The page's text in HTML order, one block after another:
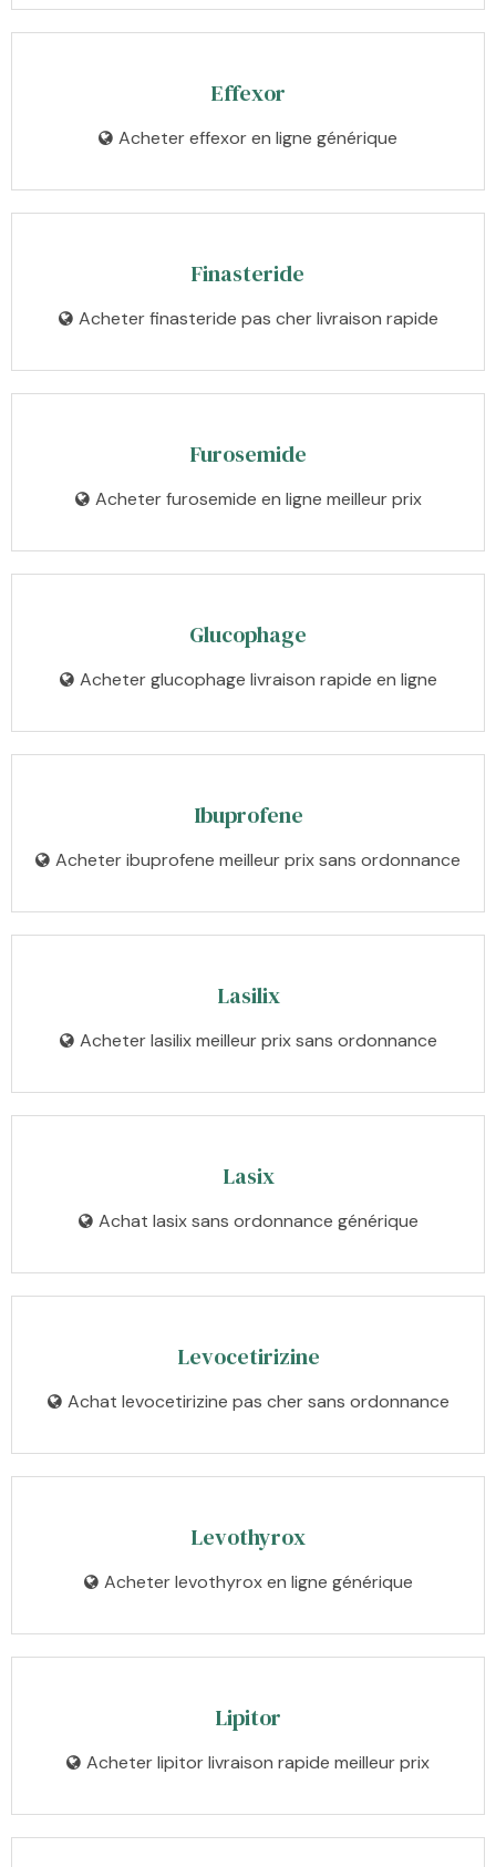
Effexor
Acheter effexor en ligne générique
Finasteride
Acheter finasteride pas cher livraison rapide
Furosemide
Acheter furosemide en ligne meilleur prix
Glucophage
Acheter glucophage livraison rapide en ligne
Ibuprofene
Acheter ibuprofene meilleur prix sans ordonnance
Lasilix
Acheter lasilix meilleur prix sans ordonnance
Lasix
Achat lasix sans ordonnance générique
Levocetirizine
Achat levocetirizine pas cher sans ordonnance
Levothyrox
Acheter levothyrox en ligne générique
Lipitor
Acheter lipitor livraison rapide meilleur prix